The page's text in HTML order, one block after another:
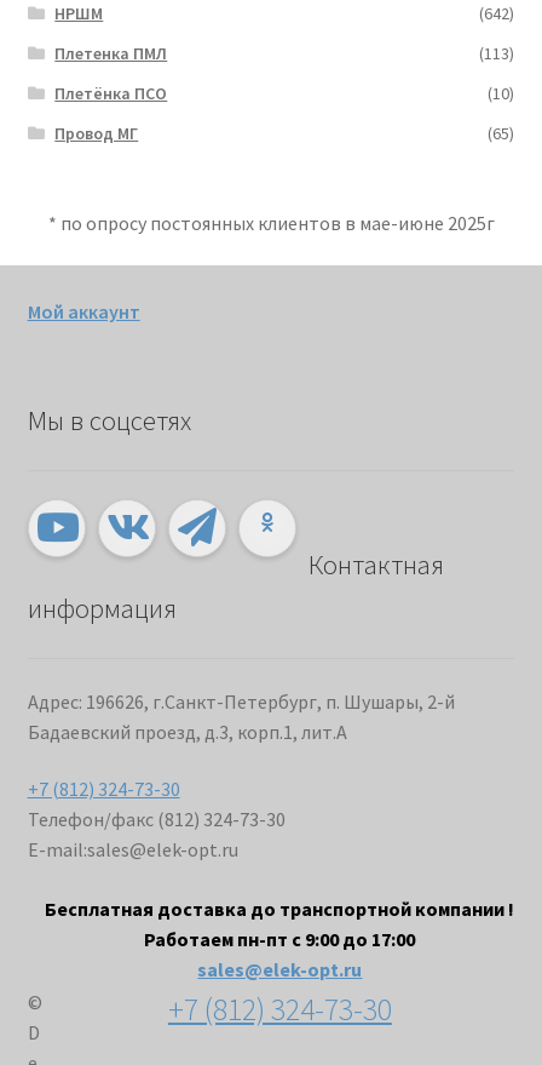
НРШМ
(642)
Плетенка ПМЛ
(113)
Плетёнка ПСО
(10)
Провод МГ
(65)
* по опросу постоянных клиентов в мае-июне 2025г
Мой аккаунт
Мы в соцсетях
Контактная
информация
Адрес: 196626, г.Санкт-Петербург, п. Шушары, 2-й
Бадаевский проезд, д.3, корп.1, лит.А
+7 (812) 324-73-30
Телефон/факс (812) 324-73-30
E-mail:sales@elek-opt.ru
Бесплатная доставка до транспортной компании !
Работаем пн-пт с 9:00 до 17:00
sales@elek-opt.ru
+7 (812) 324-73-30
©
D